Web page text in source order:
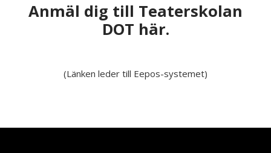
Anmäl dig till Teaterskolan
DOT här.
(Länken leder till Eepos-systemet)